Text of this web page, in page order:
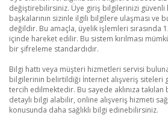
değiştirebilirsiniz. Üye giriş bilgilerinizi
başkalarının sizinle ilgili bilgilere ulaşması ve
değildir. Bu amaçla, üyelik işlemleri sırasında
içinde hareket edilir. Bu sistem kırılması
bir şifreleme standardıdır.
Bilgi hattı veya müşteri hizmetleri servisi
bilgilerinin belirtildiği İnternet alışveriş siteleri
tercih edilmektedir. Bu sayede aklınıza
detaylı bilgi alabilir, online alışveriş hizmeti
konusunda daha sağlıklı bilgi edinebilirsiniz.